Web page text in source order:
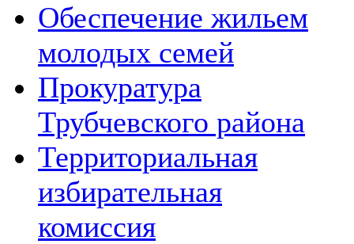
Обеспечение жильем
молодых семей
Прокуратура
Трубчевского района
Территориальная
избирательная
комиссия